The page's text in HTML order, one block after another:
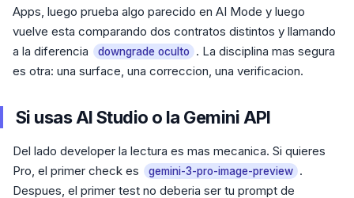
Apps, luego prueba algo parecido en AI Mode y luego
vuelve esta comparando dos contratos distintos y llamando
a la diferencia
downgrade oculto
. La disciplina mas segura
es otra: una surface, una correccion, una verificacion.
Si usas AI Studio o la Gemini API
Del lado developer la lectura es mas mecanica. Si quieres
Pro, el primer check es
gemini-3-pro-image-preview .
Despues, el primer test no deberia ser tu prompt de